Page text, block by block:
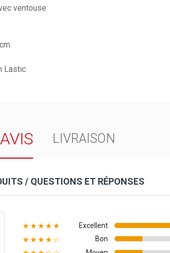
ventouse
Lastic
AVIS LIVRAISON
/ QUESTIONS ET RÉPONSES
★★★★★ Excellent
★★★★☆ Bon